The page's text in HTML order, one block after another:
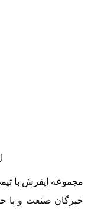
مجموعه ایفرش با
خبرگان صنعت و با